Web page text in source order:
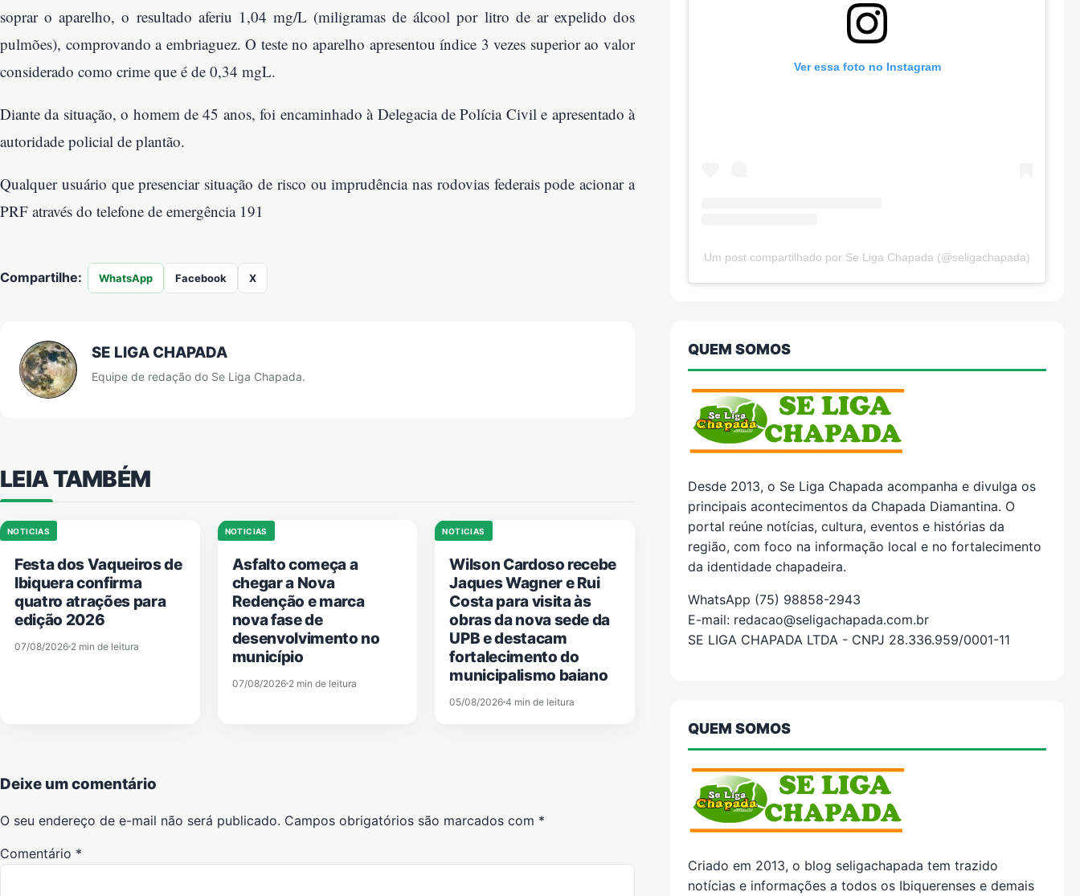
soprar o aparelho, o resultado aferiu 1,04 mg/L (miligramas de álcool por litro de ar expelido dos
pulmões), comprovando a embriaguez. O teste no aparelho apresentou índice 3 vezes superior ao valor
considerado como crime que é de 0,34 mgL.
Diante da situação, o homem de 45 anos, foi encaminhado à Delegacia de Polícia Civil e apresentado à
autoridade policial de plantão.
Qualquer usuário que presenciar situação de risco ou imprudência nas rodovias federais pode acionar a
PRF através do telefone de emergência 191
Compartilhe: WhatsApp Facebook X
SE LIGA CHAPADA
Equipe de redação do Se Liga Chapada.
LEIA TAMBÉM
NOTICIAS
Festa dos Vaqueiros de
Ibiquera confirma
quatro atrações para
edição 2026
07/08/2026 2 min de leitura
NOTICIAS
Asfalto começa a
chegar a Nova
Redenção e marca
nova fase de
desenvolvimento no
município
07/08/2026 2 min de leitura
NOTICIAS
Wilson Cardoso recebe
Jaques Wagner e Rui
Costa para visita às
obras da nova sede da
UPB e destacam
fortalecimento do
municipalismo baiano
05/08/2026 4 min de leitura
Deixe um comentário
O seu endereço de e-mail não será publicado. Campos obrigatórios são marcados com *
Comentário *
Ver essa foto no Instagram
Um post compartilhado por Se Liga Chapada (@seligachapada)
QUEM SOMOS
Desde 2013, o Se Liga Chapada acompanha e divulga os
principais acontecimentos da Chapada Diamantina. O
portal reúne notícias, cultura, eventos e histórias da
região, com foco na informação local e no fortalecimento
da identidade chapadeira.
WhatsApp (75) 98858-2943
E-mail: redacao@seligachapada.com.br
SE LIGA CHAPADA LTDA - CNPJ 28.336.959/0001-11
QUEM SOMOS
Criado em 2013, o blog seligachapada tem trazido
notícias e informações a todos os Ibiquerenses e demais